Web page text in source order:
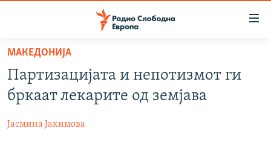
Оди
содржината
Оди
главната
СВЕТ
ВИЗУЕЛНО
ВЕСТИ
МАКЕДОНИЈА
Партизацијата и непотизмот ги
бркаат лекарите од земјава
Јасмина Јакимова